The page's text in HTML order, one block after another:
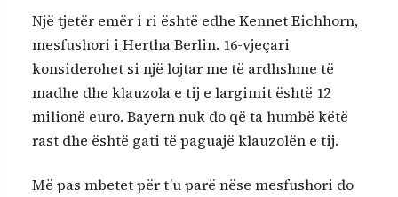
Një tjetër emër i ri është edhe Kennet Eichhorn,
mesfushori i Hertha Berlin. 16-vjeçari
konsiderohet si një lojtar me të ardhshme të
madhe dhe klauzola e tij e largimit është 12
milionë euro. Bayern nuk do që ta humbë këtë
rast dhe është gati të paguajë klauzolën e tij.
Më pas mbetet për t’u parë nëse mesfushori do